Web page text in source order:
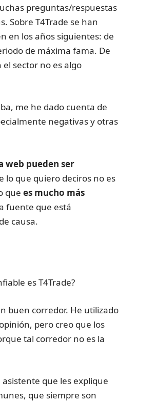
preguntas/respuestas
Sobre T4Trade se han
en los años siguientes: de
de máxima fama. De
sector no es algo
me he dado cuenta de
negativas y otras
web pueden ser
lo que quiero deciros no es
que es mucho más
fuente que está
causa.
es T4Trade?
buen corredor. He utilizado
pero creo que los
tal corredor no es la
que les explique
que siempre son